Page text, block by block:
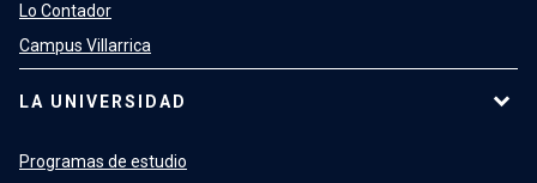
Lo Contador
Campus Villarrica
LA UNIVERSIDAD
Programas de estudio